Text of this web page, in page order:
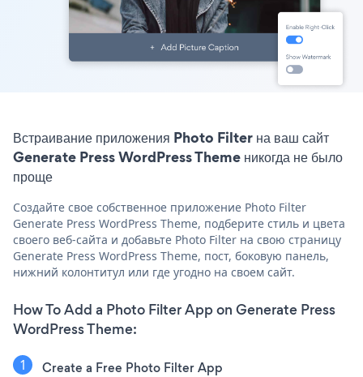
Встраивание приложения Photo Filter на ваш сайт
Generate Press WordPress Theme никогда не было
проще
Создайте свое собственное приложение Photo Filter
Generate Press WordPress Theme, подберите стиль и цвета
своего веб-сайта и добавьте Photo Filter на свою страницу
Generate Press WordPress Theme, пост, боковую панель,
нижний колонтитул или где угодно на своем сайт.
How To Add a Photo Filter App on Generate Press
WordPress Theme:
Create a Free Photo Filter App